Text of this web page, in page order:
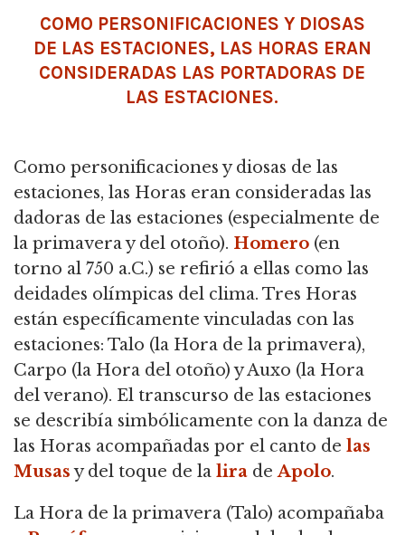
COMO PERSONIFICACIONES Y DIOSAS
DE LAS ESTACIONES, LAS HORAS ERAN
CONSIDERADAS LAS PORTADORAS DE
LAS ESTACIONES.
Como personificaciones y diosas de las
estaciones, las Horas eran consideradas las
dadoras de las estaciones (especialmente de
la primavera y del otoño). Homero (en
torno al 750 a.C.) se refirió a ellas como las
deidades olímpicas del clima. Tres Horas
están específicamente vinculadas con las
estaciones: Talo (la Hora de la primavera),
Carpo (la Hora del otoño) y Auxo (la Hora
del verano). El transcurso de las estaciones
se describía simbólicamente con la danza de
las Horas acompañadas por el canto de las
Musasy del toque de la lira deApolo.
La Hora de la primavera (Talo) acompañaba